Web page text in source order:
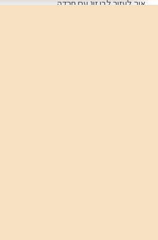
איך לעזור לבן זוג עם חרדה